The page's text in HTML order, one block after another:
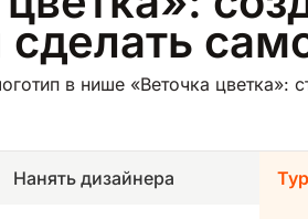
сделать
в нише «Веточка цветка»:
Нанять дизайнера